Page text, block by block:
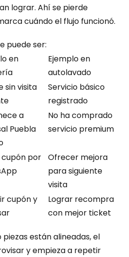
lograr. Ahí se pierde
cuándo el flujo funcionó.
puede ser:
en
Ejemplo en
autolavado
sin visita
Servicio básico
registrado
a
Puebla
No ha comprado
servicio premium
cupón por
Ofrecer mejora
para siguiente
visita
cupón y
Lograr recompra
con mejor ticket
están alineadas, el
y empieza a repetir